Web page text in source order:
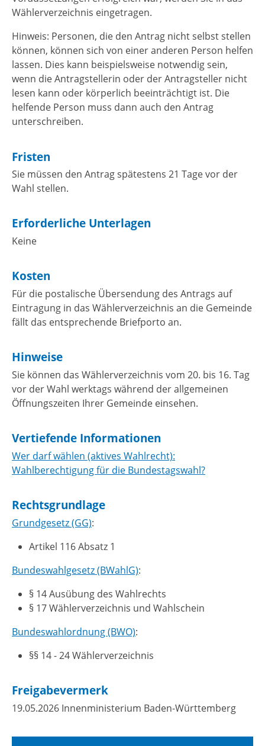
Wählerverzeichnis eingetragen.
Hinweis: Personen, die den Antrag nicht selbst stellen
können, können sich von einer anderen Person helfen
lassen. Dies kann beispielsweise notwendig sein,
wenn die Antragstellerin oder der Antragsteller nicht
lesen kann oder körperlich beeinträchtigt ist. Die
helfende Person muss dann auch den Antrag
unterschreiben.
Fristen
Sie müssen den Antrag spätestens 21 Tage vor der
Wahl stellen.
Erforderliche Unterlagen
Keine
Kosten
Für die postalische Übersendung des Antrags auf
Eintragung in das Wählerverzeichnis an die Gemeinde
fällt das entsprechende Briefporto an.
Hinweise
Sie können das Wählerverzeichnis vom 20. bis 16. Tag
vor der Wahl werktags während der allgemeinen
Öffnungszeiten Ihrer Gemeinde einsehen.
Vertiefende Informationen
Wer darf wählen (aktives Wahlrecht):
Wahlberechtigung für die Bundestagswahl?
Rechtsgrundlage
Grundgesetz (GG):
Artikel 116 Absatz 1
Bundeswahlgesetz (BWahlG):
§ 14 Ausübung des Wahlrechts
§ 17 Wählerverzeichnis und Wahlschein
Bundeswahlordnung (BWO):
§§ 14 - 24 Wählerverzeichnis
Freigabevermerk
19.05.2026 Innenministerium Baden-Württemberg